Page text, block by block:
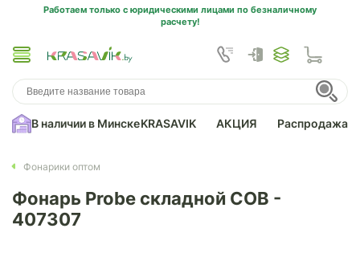
Работаем только с юридическими лицами по безналичному
расчету!
В наличии в МинскеKRASAVIK АКЦИЯ Распродажа
Фонарики оптом
Фонарь Probe складной COB -
407307